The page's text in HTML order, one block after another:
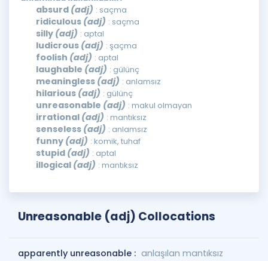
absurd (adj) : saçma
ridiculous (adj) : saçma
silly (adj) : aptal
ludicrous (adj) : şaçma
foolish (adj) : aptal
laughable (adj) : gülünç
meaningless (adj) : anlamsız
hilarious (adj) : gülünç
unreasonable (adj) : makul olmayan
irrational (adj) : mantıksız
senseless (adj) : anlamsız
funny (adj) : komik, tuhaf
stupid (adj) : aptal
illogical (adj) : mantıksız
Unreasonable (adj) Collocations
apparently unreasonable : anlaşılan mantıksız